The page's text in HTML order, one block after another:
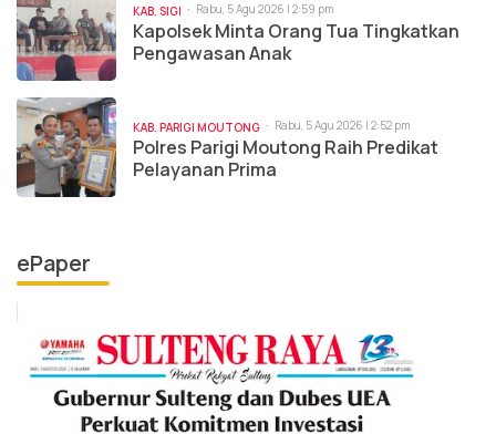
KAB. SIGI Rabu, 5 Agu 2026 | 2:59 pm
Kapolsek Minta Orang Tua Tingkatkan
Pengawasan Anak
KAB. PARIGI MOUTONG Rabu, 5 Agu 2026 | 2:52 pm
Polres Parigi Moutong Raih Predikat
Pelayanan Prima
ePaper